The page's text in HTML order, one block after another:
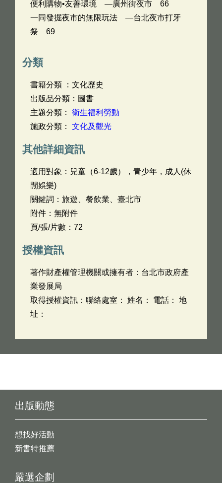
便利購物•友善環境 —廣州街夜市 66
一同發掘夜市的無限玩法 —台北夜市打牙
祭 69
分類
書籍分類 ：文化歷史
出版品分類：圖書
主題分類： 衛生福利勞動
施政分類： 文化及觀光
其他詳細資訊
適用對象：兒童（6-12歲），青少年，成人(休
閒娛樂)
關鍵詞：旅遊、餐飲業、臺北市
附件：無附件
頁/張/片數：72
授權資訊
著作財產權管理機關或擁有者：台北市政府產
業發展局
取得授權資訊：聯絡處室： 姓名： 電話： 地
址：
出版動態
想找好活動
新書特推薦
嚴選企劃